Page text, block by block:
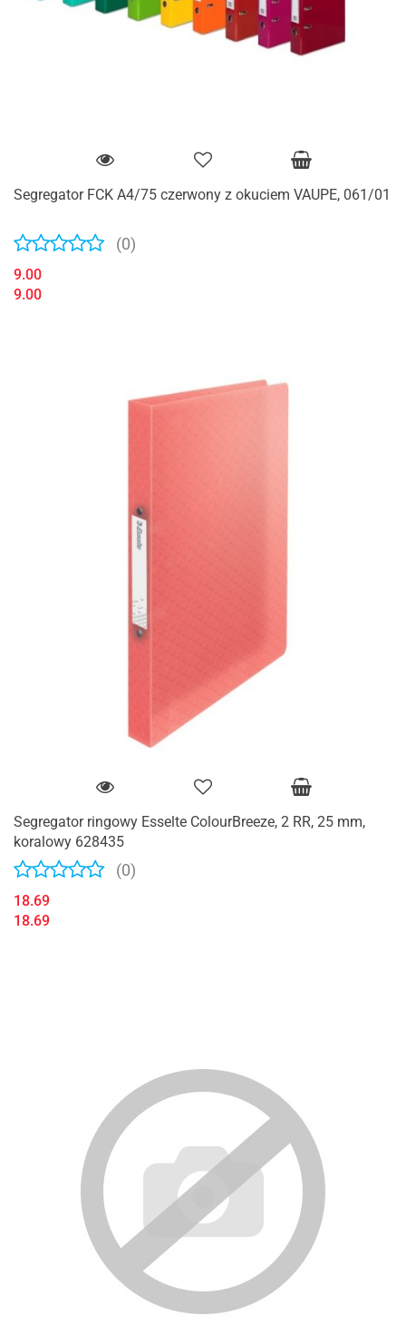
Segregator FCK A4/75 czerwony z okuciem VAUPE, 061/01
(0)
9.00
9.00
Segregator ringowy Esselte ColourBreeze, 2 RR, 25 mm,
koralowy 628435
(0)
18.69
18.69